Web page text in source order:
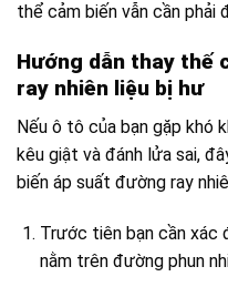
thể cảm biến vẫn cần phải
Hướng dẫn thay thế
ray nhiên liệu bị hư
Nếu ô tô của bạn gặp khó
kêu giật và đánh lửa sai,
biến áp suất đường ray
Trước tiên bạn cần xác
nằm trên đường phun